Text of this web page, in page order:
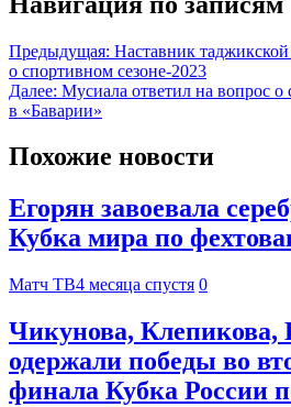
Предыдущая: Наставник
о спортивном сезоне-2023
Далее: Мусиала ответил на вопрос о
в «Баварии»
Похожие новости
Егорян завоевала
Кубка мира по
Матч ТВ4 месяца спустя 0
Чикунова, Клепикова,
одержали победы во
финала Кубка России